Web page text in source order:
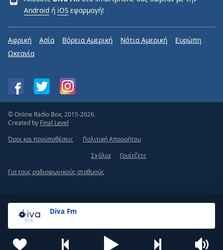
Diva Fm
Android ή iOS εφαρμογή!
Αφρική Ασία Βόρεια Αμερική Νότια Αμερική
Ευρώπη
Ωκεανία
© Online Radio Box, 2015-2026.
Created by Final Level
Όροι και προϋποθέσεις
Πολιτική Απορρήτου
Σχόλια
Γουίτζετς
Για τους ραδιοφωνικούς σταθμούς